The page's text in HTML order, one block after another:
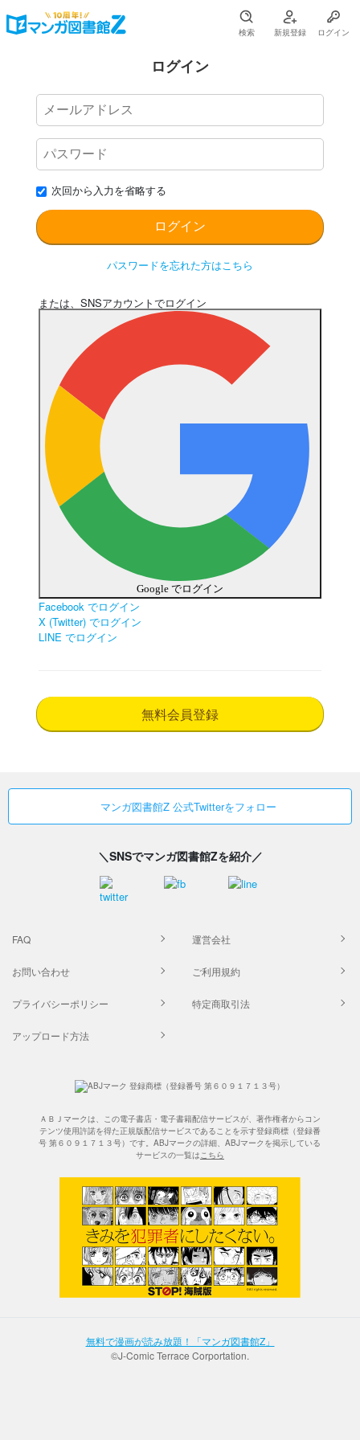
検索 新規登録 ログイン
ログイン
次回から入力を省略する
パスワードを忘れた方はこちら
または、SNSアカウントでログイン
Google でログイン
Facebook でログイン
X (Twitter) でログイン
LINE でログイン
無料会員登録
マンガ図書館Z 公式Twitterをフォロー
＼SNSでマンガ図書館Zを紹介／
FAQ 運営会社
お問い合わせ ご利用規約
プライバシーポリシー 特定商取引法
アップロード方法
ＡＢＪマークは、この電子書店・電子書籍配信サービスが、著作権者からコン
テンツ使用許諾を得た正規版配信サービスであることを示す登録商標（登録番
号 第６０９１７１３号）です。ABJマークの詳細、ABJマークを掲示している
サービスの一覧はこちら
無料で漫画が読み放題！「マンガ図書館Z」
©J-Comic Terrace Corportation.